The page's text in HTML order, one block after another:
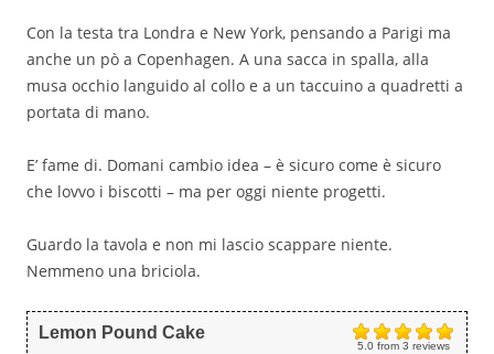
Con la testa tra Londra e New York, pensando a Parigi ma
anche un pò a Copenhagen. A una sacca in spalla, alla
musa occhio languido al collo e a un taccuino a quadretti a
portata di mano.
E’ fame di. Domani cambio idea – è sicuro come è sicuro
che lovvo i biscotti – ma per oggi niente progetti.
Guardo la tavola e non mi lascio scappare niente.
Nemmeno una briciola.
5.0from 3 reviews
Lemon Pound Cake